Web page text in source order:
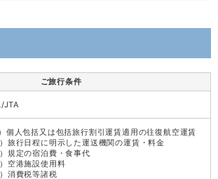
ご旅行条件
JTA
）個人包括又は包括旅行割引運賃適用の往復航空運賃
）旅行日程に明示した運送機関の運賃・料金
）規定の宿泊費・食事代
）空港施設使用料
）消費税等諸税